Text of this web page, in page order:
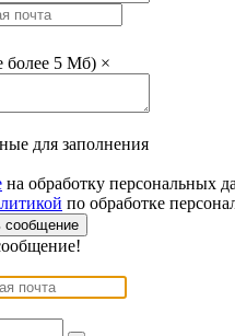
более 5 Мб) ×
для заполнения
на обработку персональных
по обработке
сообщение